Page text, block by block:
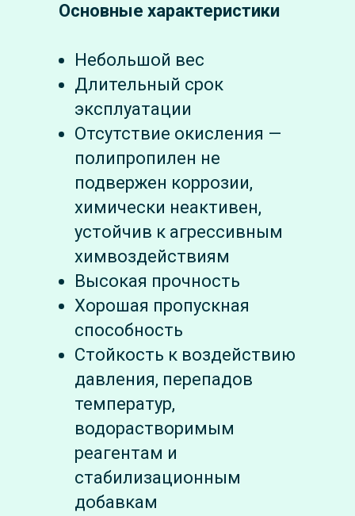
Основные характеристики
Небольшой вес
Длительный срок
эксплуатации
Отсутствие окисления —
полипропилен не
подвержен коррозии,
химически неактивен,
устойчив к агрессивным
химвоздействиям
Высокая прочность
Хорошая пропускная
способность
Стойкость к воздействию
давления, перепадов
температур,
водорастворимым
реагентам и
стабилизационным
добавкам